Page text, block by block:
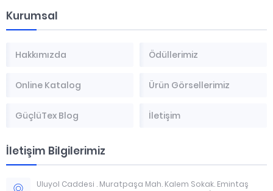
Kurumsal
Hakkımızda Ödüllerimiz
Online Katalog Ürün Görsellerimiz
GüçlüTex Blog İletişim
İletişim Bilgilerimiz
Uluyol Caddesi . Muratpaşa Mah. Kalem Sokak. Emintaş